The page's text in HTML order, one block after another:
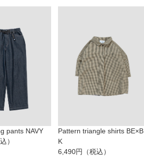
pants NAVY
）
Pattern triangle shirts BE×B
K
6,490円（税込）